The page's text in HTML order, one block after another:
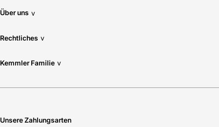
Über uns v
Rechtliches v
Kemmler Familie v
Unsere Zahlungsarten